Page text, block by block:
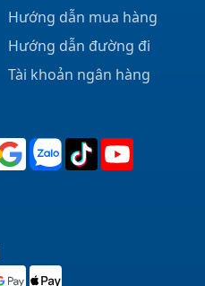
Hướng dẫn mua hàng
Hướng dẫn đường đi
Tài khoản ngân hàng